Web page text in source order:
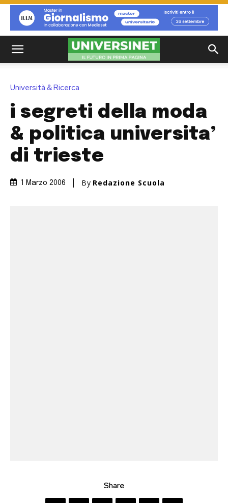
Università & Ricerca
i segreti della moda
& politica universita’
di trieste
1 Marzo 2006 By Redazione Scuola
Share